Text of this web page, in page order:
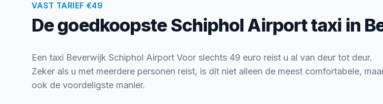
VAST TARIEF €49
De goedkoopste Schiphol Airport taxi in
Een taxi Beverwijk Schiphol Airport Voor slechts 49 euro reist u al van deur tot deur.
Zeker als u met meerdere personen reist, is dit niet alleen de meest comfortabele,
ook de voordeligste manier.